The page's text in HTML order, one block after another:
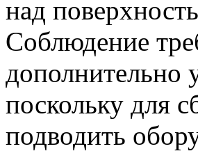
над
Соблюдение
дополнительно
поскольку для
подводить